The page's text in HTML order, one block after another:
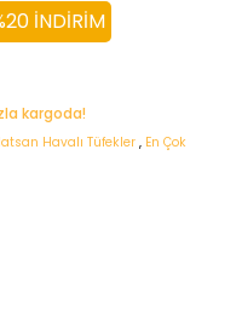
İNDIRIM
kargoda!
Havalı Tüfekler , En Çok